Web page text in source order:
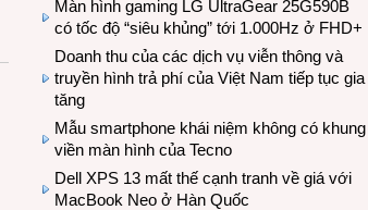
Màn hình gaming LG UltraGear 25G590B
có tốc độ “siêu khủng” tới 1.000Hz ở FHD+
Doanh thu của các dịch vụ viễn thông và
truyền hình trả phí của Việt Nam tiếp tục gia
tăng
Mẫu smartphone khái niệm không có khung
viền màn hình của Tecno
Dell XPS 13 mất thế cạnh tranh về giá với
MacBook Neo ở Hàn Quốc